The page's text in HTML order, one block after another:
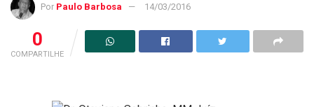
Por Paulo Barbosa 14/03/2016
0
COMPARTILHE